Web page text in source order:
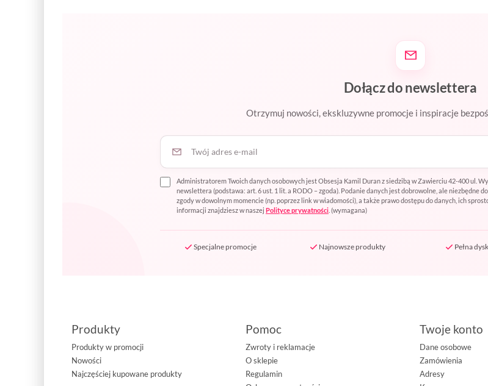
Dołącz do newslettera
Otrzymuj nowości, ekskluzywne promocje i inspiracje
Twój adres e-mail
Administratorem Twoich danych osobowych jest Obsesja Kamil Duran z siedzibą w Zawierciu 42-400 ul.
newslettera (podstawa: art. 6 ust. 1 lit. a RODO – zgoda). Podanie danych jest dobrowolne, ale niezbędne
zgody w dowolnym momencie (np. poprzez link w wiadomości), a także prawo dostępu do danych, ich
informacji znajdziesz w naszej Polityce prywatności (wymagana)
Specjalne promocje Najnowsze produkty Pełna
Produkty
Produkty w promocji
Nowości
Najczęściej kupowane produkty
Pomoc
Zwroty i reklamacje
O sklepie
Regulamin
Twoje konto
Dane osobowe
Zamówienia
Adresy